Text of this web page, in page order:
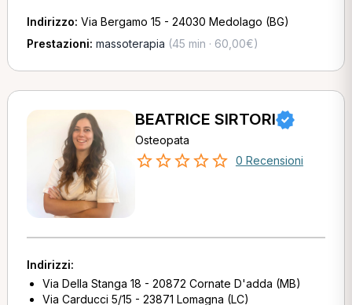
Indirizzo: Via Bergamo 15 - 24030 Medolago (BG)
Prestazioni: massoterapia (45 min · 60,00€)
BEATRICE SIRTORI
Osteopata
0 Recensioni
Indirizzi:
Via Della Stanga 18 - 20872 Cornate D'adda (MB)
Via Carducci 5/15 - 23871 Lomagna (LC)